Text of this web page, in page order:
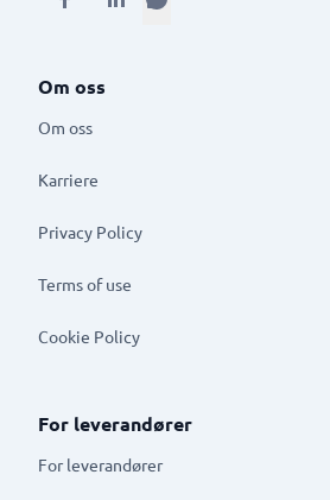
Om oss
Om oss
Karriere
Privacy Policy
Terms of use
Cookie Policy
For leverandører
For leverandører